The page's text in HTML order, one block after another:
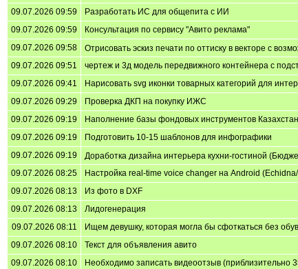
09.07.2026 09:59
Разработать ИС для общепита с ИИ
09.07.2026 09:59
Консультация по сервису "Авито реклама"
09.07.2026 09:58
Отрисовать эскиз печати по оттиску в векторе с
09.07.2026 09:51
чертеж и 3д модель передвижного контейнера с
09.07.2026 09:41
Нарисовать svg иконки товарных категорий для
09.07.2026 09:29
Проверка ДКП на покупку ИЖС
09.07.2026 09:19
Наполнение базы фондовых инструментов
09.07.2026 09:19
Подготовить 10-15 шаблонов для инфографики
09.07.2026 09:19
Доработка дизайна интерьера кухни-гостиной
09.07.2026 08:25
Настройка real-time voice changer на Android
09.07.2026 08:13
Из фото в DXF
09.07.2026 08:13
Лидогенерация
09.07.2026 08:11
Ищем девушку, которая могла бы сфоткаться без
09.07.2026 08:10
Текст для объявления авито
09.07.2026 08:10
Необходимо записать видеоотзыв (приблизительно